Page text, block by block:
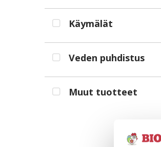
Käymälät
Veden puhdistus
Muut tuotteet